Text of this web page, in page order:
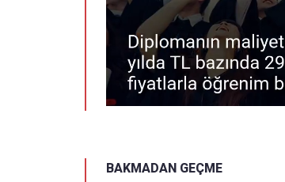
BAKMADAN GEÇME